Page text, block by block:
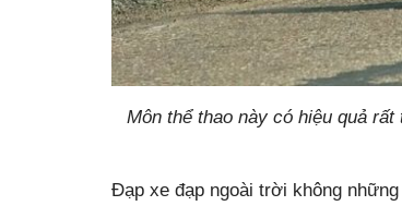
Môn thể thao này có hiệu quả
Đạp xe đạp ngoài trời không